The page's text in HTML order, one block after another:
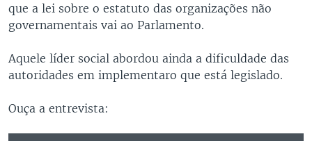
que a lei sobre o estatuto das organizações não
governamentais vai ao Parlamento.
Aquele líder social abordou ainda a dificuldade das
autoridades em implementaro que está legislado.
Ouça a entrevista: